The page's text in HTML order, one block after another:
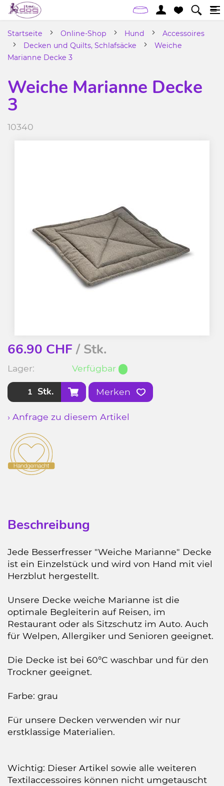
Startseite Online-Shop Hund
Accessoires
Decken und Quilts, Schlafsäcke
Weiche
Marianne Decke 3
Weiche Marianne Decke
3
10340
66.90 CHF/ Stk.
Lager: Verfügbar
Stk. Merken
› Anfrage zu diesem Artikel
Beschreibung
Jede Besserfresser "Weiche Marianne" Decke
ist ein Einzelstück und wird von Hand mit viel
Herzblut hergestellt.
Unsere Decke weiche Marianne ist die
optimale Begleiterin auf Reisen, im
Restaurant oder als Sitzschutz im Auto. Auch
für Welpen, Allergiker und Senioren geeignet.
Die Decke ist bei 60°C waschbar und für den
Trockner geeignet.
Farbe: grau
Für unsere Decken verwenden wir nur
erstklassige Materialien.
Wichtig: Dieser Artikel sowie alle weiteren
Textilaccessoires können nicht umgetauscht